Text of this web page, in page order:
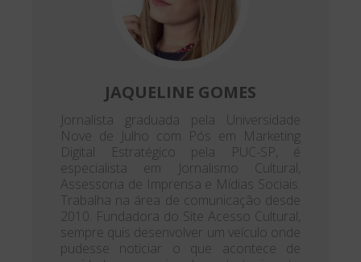
JAQUELINE GOMES
Jornalista graduada pela Universidade
Nove de Julho com Pós em Marketing
Digital Estratégico pela PUC-SP, é
especialista em Jornalismo Cultural,
Assessoria de Imprensa e Mídias Sociais.
Trabalha na área de comunicação desde
2010. Fundadora do Site Acesso Cultural,
sempre quis desenvolver um veículo onde
pudesse noticiar o que acontece de